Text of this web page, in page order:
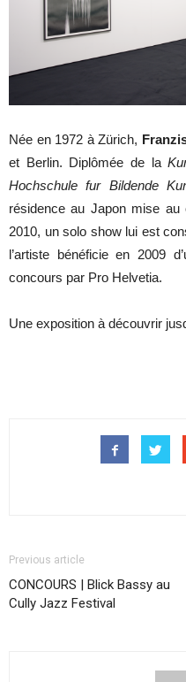
Née en 1972 à Zürich,
et Berlin. Diplômée de la
Hochschule fur Bildende
résidence au Japon mise au
2010, un solo show lui est
l’artiste bénéficie en 2009
concours par Pro Helvetia.
Une exposition à découvrir
Previous article
CONCOURS | Blick Bassy au
Cully Jazz Festival